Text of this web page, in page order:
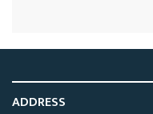
ADDRESS